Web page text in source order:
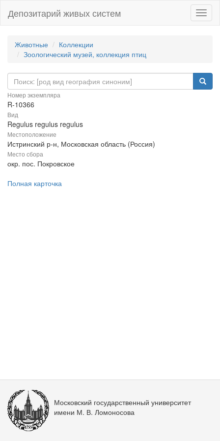
Депозитарий живых систем
Животные
Коллекции
Зоологический музей, коллекция птиц
Номер экземпляра
R-10366
Вид
Regulus regulus regulus
Местоположение
Истринский р-н, Московская область (Россия)
Место сбора
окр. пос. Покровское
Полная карточка
Московский государственный университет
имени М. В. Ломоносова